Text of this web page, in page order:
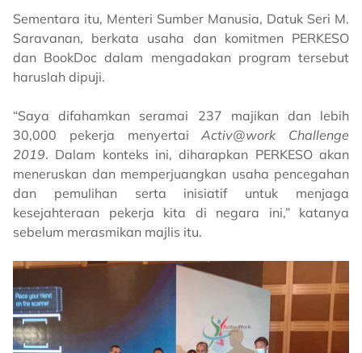
Sementara itu, Menteri Sumber Manusia, Datuk Seri M.
Saravanan, berkata usaha dan komitmen PERKESO
dan BookDoc dalam mengadakan program tersebut
haruslah dipuji.
“Saya difahamkan seramai 237 majikan dan lebih
30,000 pekerja menyertaiActiv@work Challenge
2019. Dalam konteks ini, diharapkan PERKESO akan
meneruskan dan memperjuangkan usaha pencegahan
dan pemulihan serta inisiatif untuk menjaga
kesejahteraan pekerja kita di negara ini,” katanya
sebelum merasmikan majlis itu.